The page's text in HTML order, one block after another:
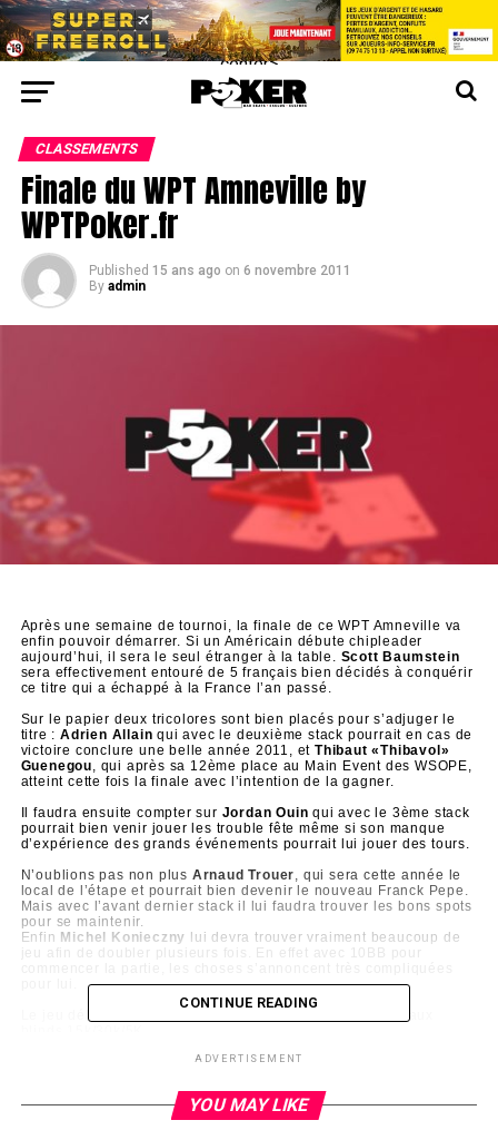
center>
CLASSEMENTS
Finale du WPT Amneville by
WPTPoker.fr
Published 15 ans ago on 6 novembre 2011
By admin
Après une semaine de tournoi, la finale de ce WPT Amneville va
enfin pouvoir démarrer. Si un Américain débute chipleader
aujourd’hui, il sera le seul étranger à la table. Scott Baumstein
sera effectivement entouré de 5 français bien décidés à conquérir
ce titre qui a échappé à la France l’an passé.
Sur le papier deux tricolores sont bien placés pour s’adjuger le
titre :Adrien Allainqui avec le deuxième stack pourrait en cas de
victoire conclure une belle année 2011, et Thibaut «Thibavol»
Guenegou , qui après sa 12ème place au Main Event des WSOPE,
atteint cette fois la finale avec l’intention de la gagner.
Il faudra ensuite compter sur Jordan Ouin qui avec le 3ème stack
pourrait bien venir jouer les trouble fête même si son manque
d’expérience des grands événements pourrait lui jouer des tours.
N’oublions pas non plus Arnaud Trouer , qui sera cette année le
local de l’étape et pourrait bien devenir le nouveau Franck Pepe.
Mais avec l’avant dernier stack il lui faudra trouver les bons spots
pour se maintenir.
Enfin Michel Konieczny lui devra trouver vraiment beaucoup de
jeu afin de doubler plusieurs fois. En effet avec 10BB pour
CONTINUE READING
ADVERTISEMENT
YOU MAY LIKE